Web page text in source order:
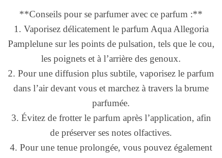
**Conseils pour se parfumer avec ce parfum :**
1. Vaporisez délicatement le parfum Aqua Allegoria
Pamplelune sur les points de pulsation, tels que le cou,
les poignets et à l’arrière des genoux.
2. Pour une diffusion plus subtile, vaporisez le parfum
dans l’air devant vous et marchez à travers la brume
parfumée.
3. Évitez de frotter le parfum après l’application, afin
de préserver ses notes olfactives.
4. Pour une tenue prolongée, vous pouvez également